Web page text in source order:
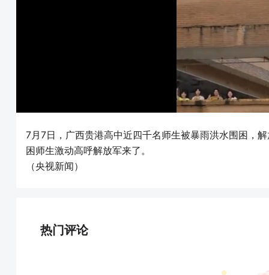
7月7日，广西贵港高中近四千名师生被暴雨洪水围困，
困师生激动高呼解放军来了。
（央视新闻）
热门评论